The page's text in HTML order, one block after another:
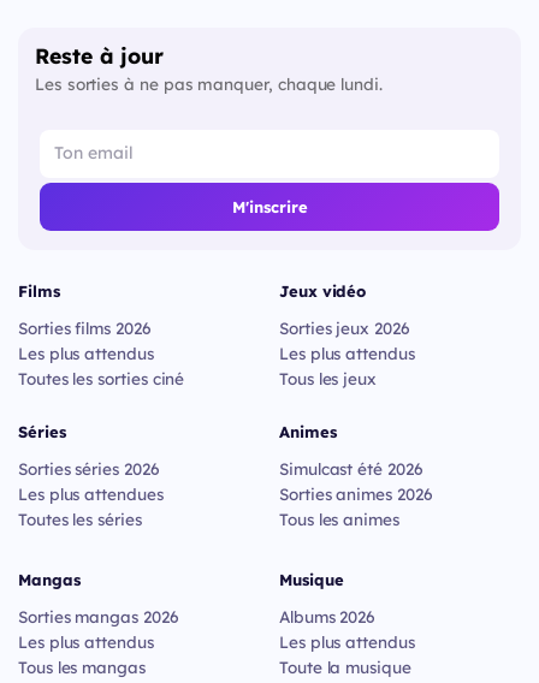
Reste à jour
Les sorties à ne pas manquer, chaque lundi.
M'inscrire
Films
Sorties films 2026
Les plus attendus
Toutes les sorties ciné
Séries
Sorties séries 2026
Les plus attendues
Toutes les séries
Jeux vidéo
Sorties jeux 2026
Les plus attendus
Tous les jeux
Animes
Simulcast été 2026
Sorties animes 2026
Tous les animes
Mangas
Sorties mangas 2026
Les plus attendus
Tous les mangas
Musique
Albums 2026
Les plus attendus
Toute la musique